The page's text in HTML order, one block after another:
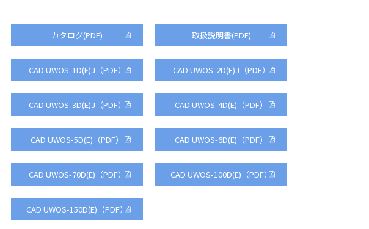
カタログ(PDF) 取扱説明書(PDF)
CAD UWOS-1D(E)J（PDF） CAD UWOS-2D(E)J（PDF）
CAD UWOS-3D(E)J（PDF） CAD UWOS-4D(E)（PDF）
CAD UWOS-5D(E)（PDF） CAD UWOS-6D(E)（PDF）
CAD UWOS-70D(E)（PDF） CAD UWOS-100D(E)（PDF）
CAD UWOS-150D(E)（PDF）